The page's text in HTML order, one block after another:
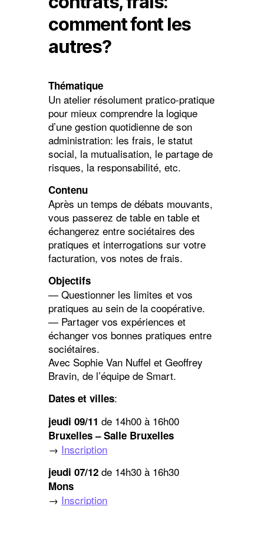
comment font les
autres?
Thématique
Un atelier résolument pratico-pratique
pour mieux comprendre la logique
d’une gestion quotidienne de son
administration: les frais, le statut
social, la mutualisation, le partage de
risques, la responsabilité, etc.
Contenu
Après un temps de débats mouvants,
vous passerez de table en table et
échangerez entre sociétaires des
pratiques et interrogations sur votre
facturation, vos notes de frais.
Objectifs
— Questionner les limites et vos
pratiques au sein de la coopérative.
— Partager vos expériences et
échanger vos bonnes pratiques entre
sociétaires.
Avec Sophie Van Nuffel et Geoffrey
Bravin, de l’équipe de Smart.
Dates et villes:
jeudi 09/11de 14h00 à 16h00
Bruxelles – Salle Bruxelles
→ Inscription
jeudi 07/12de 14h30 à 16h30
Mons
→ Inscription